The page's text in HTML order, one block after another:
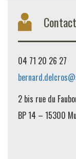
04 71 20 26 27
2 bis rue du
BP 14 – 15300